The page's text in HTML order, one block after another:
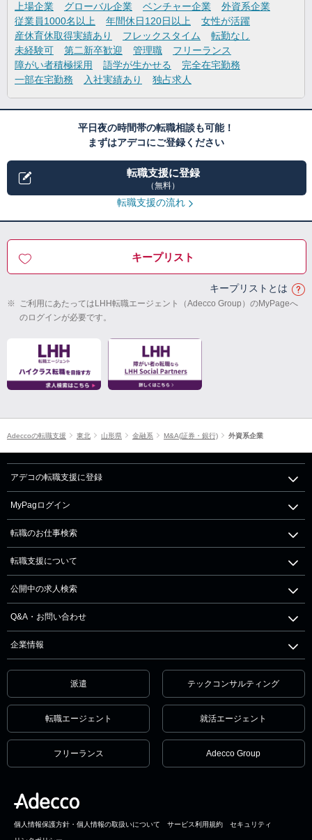
上場企業 グローバル企業 ベンチャー企業
外資系企業
従業員1000名以上
年間休日120日以上
女性が活躍
産休育休取得実績あり
フレックスタイム
転勤なし
未経験可
第二新卒歓迎 管理職
フリーランス
障がい者積極採用
語学が生かせる
完全在宅勤務
一部在宅勤務
入社実績あり 独占求人
平日夜の時間帯の転職相談も可能！
まずはアデコにご登録ください
転職支援に登録
（無料）
転職支援の流れ
キープリスト
キープリストとは
※ ご利用にあたってはLHH転職エージェント（Adecco Group）のMyPageへ
のログインが必要です。
Adeccoの転職支援 東北 山形県 金融系 M&A(証券・銀行) 外資系企業
アデコの転職支援に登録
MyPagログイン
転職のお仕事検索
転職支援について
公開中の求人検索
Q&A・お問い合わせ
企業情報
派遣 テックコンサルティング
転職エージェント 就活エージェント
フリーランス Adecco Group
個人情報保護方針・個人情報の取扱いについて サービス利用規約 セキュリティ